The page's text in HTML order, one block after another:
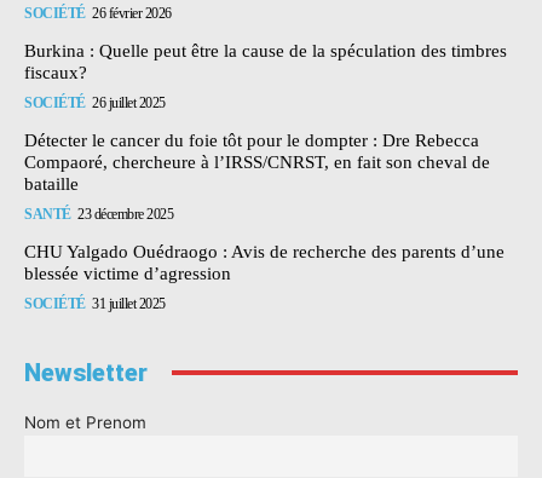
SOCIÉTÉ 26 février 2026
Burkina : Quelle peut être la cause de la spéculation des timbres
fiscaux?
SOCIÉTÉ 26 juillet 2025
Détecter le cancer du foie tôt pour le dompter : Dre Rebecca
Compaoré, chercheure à l’IRSS/CNRST, en fait son cheval de
bataille
SANTÉ 23 décembre 2025
CHU Yalgado Ouédraogo : Avis de recherche des parents d’une
blessée victime d’agression
SOCIÉTÉ 31 juillet 2025
Newsletter
Nom et Prenom